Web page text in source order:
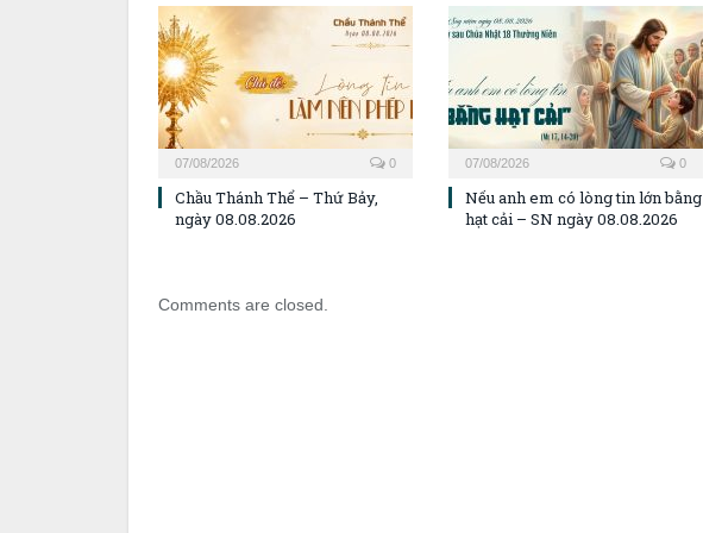
07/08/2026 0
Chầu Thánh Thể – Thứ Bảy,
ngày 08.08.2026
07/08/2026 0
Nếu anh em có lòng tin lớn bằng
hạt cải – SN ngày 08.08.2026
Comments are closed.